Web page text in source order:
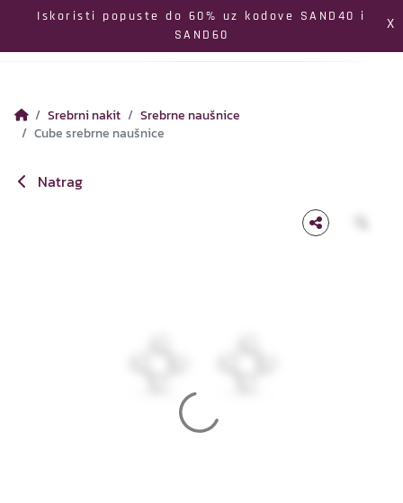
Iskoristi popuste do 60% uz kodove SAND40 i
SAND60
X
Izbornik
Profil Pretraga
Srebrni nakit
Srebrne naušnice
Cube srebrne naušnice
Natrag